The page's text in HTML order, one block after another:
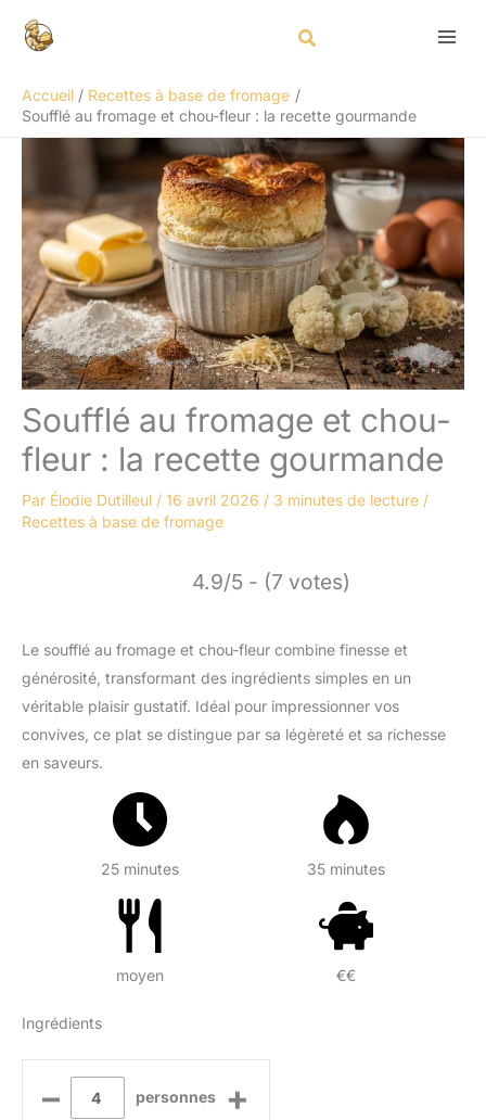
Accueil
Recettes à base de fromage
Soufflé au fromage et chou-fleur : la recette gourmande
Soufflé au fromage et chou-
fleur : la recette gourmande
Par Élodie Dutilleul / 16 avril 2026 / 3 minutes de lecture /
Recettes à base de fromage
4.9/5 - (7 votes)
Le soufflé au fromage et chou-fleur combine finesse et
générosité, transformant des ingrédients simples en un
véritable plaisir gustatif. Idéal pour impressionner vos
convives, ce plat se distingue par sa légèreté et sa richesse
en saveurs.
25 minutes 35 minutes
moyen €€
Ingrédients
– personnes +